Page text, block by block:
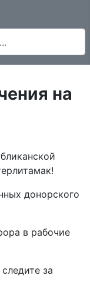
на
донорского
в рабочие
за